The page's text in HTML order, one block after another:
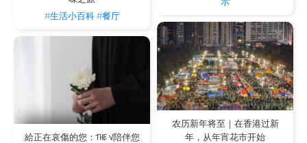
便住客出入。以 The V 旗下物业为例，其服务式住宅便分布于跑马地、铜锣湾及湾
仔等黄金地段，邻近地铁站、巴士站及主要商业区。无论是上班、上学、购物或娱
乐，住客都能轻松前往，大幅节省通勤时间，尽享便捷都市生活。
满足多元居住需求
服务式住宅的弹性租期，使其能满足多元化的居住需求。无论是需要短期或长期住宿
的本地或海外学生，追求酒店式服务又有家的感觉的商务旅客或短租人士，还是需要
舒适稳定居所的家庭及外派专业人士，服务式住宅都能提供量身订做的方案。它不仅
适合应对过渡期住宿，也为长租住客提供安心舒适的空间与完善配套，让您在不同人
生阶段都能找到理想的安居之所。
#生活小百科 #餐厅
农历新年将至｜在香港过新
年，从年宵花市开始
給正在哀傷的您：THE V陪伴您